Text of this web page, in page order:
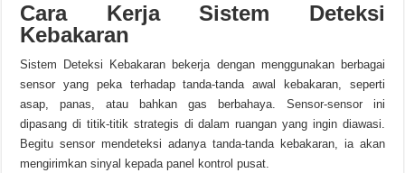
Cara Kerja Sistem Deteksi
Kebakaran
Sistem Deteksi Kebakaran bekerja dengan menggunakan berbagai
sensor yang peka terhadap tanda-tanda awal kebakaran, seperti
asap, panas, atau bahkan gas berbahaya. Sensor-sensor ini
dipasang di titik-titik strategis di dalam ruangan yang ingin diawasi.
Begitu sensor mendeteksi adanya tanda-tanda kebakaran, ia akan
mengirimkan sinyal kepada panel kontrol pusat.